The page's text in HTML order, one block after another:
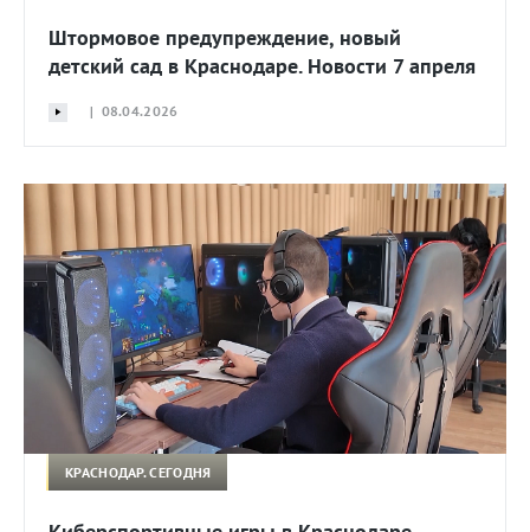
Штормовое предупреждение, новый
детский сад в Краснодаре. Новости 7 апреля
| 08.04.2026
КРАСНОДАР. СЕГОДНЯ